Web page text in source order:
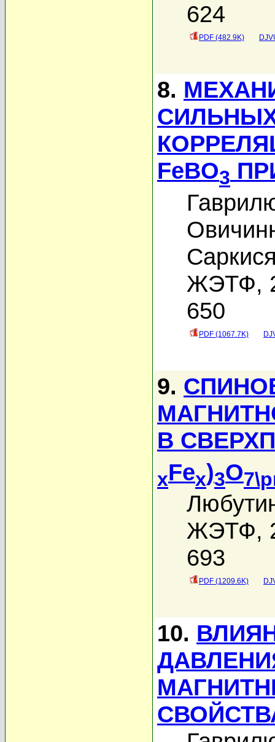
624
PDF (482.9K)
8.
FeBO3
ЖЭТФ,
650
PDF (1067.7K)
9.
В
xFex)3O
ЖЭТФ,
693
PDF (1209.6K)
10.